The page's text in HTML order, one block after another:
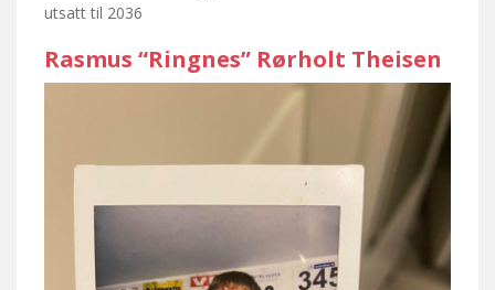
utsatt til 2036
Rasmus “Ringnes” Rørholt Theisen